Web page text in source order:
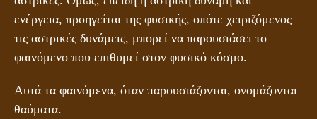
ενέργεια, προηγείται της φυσικής, οπότε χειριζόμενος
τις αστρικές δυνάμεις, μπορεί να παρουσιάσει το
φαινόμενο που επιθυμεί στον φυσικό κόσμο.
Αυτά τα φαινόμενα, όταν παρουσιάζονται, ονομάζονται
θαύματα.